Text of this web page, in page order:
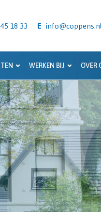
18 33 E info@coppens.nl
WERKEN BIJ OVER